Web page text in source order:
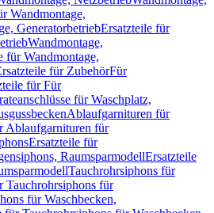
Wandmontage,
GeneratorbetriebErsatzteile für
Wandmontage,
für Wandmontage,
für ZubehörFür
für Für
für Waschplatz,
Ablaufgarnituren für
Ablaufgarnituren für
Ersatzteile für
RaumsparmodellErsatzteile
Tauchrohrsiphons für
Tauchrohrsiphons für
für Waschbecken,